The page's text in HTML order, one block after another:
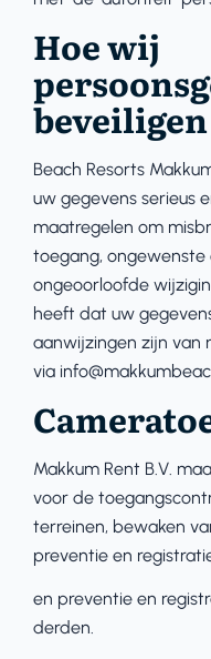
Hoe wij
beveiligen
Beach Resorts
uw gegevens serieus
maatregelen om
toegang,
ongeoorloofde
heeft dat uw
aanwijzingen zijn van
via
Makkum Rent B.V.
voor de
terreinen, bewaken
preventie en
en preventie en
derden.